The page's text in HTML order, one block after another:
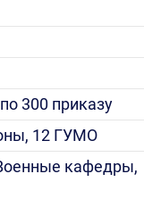
300 приказу
12 ГУМО
кафедры,